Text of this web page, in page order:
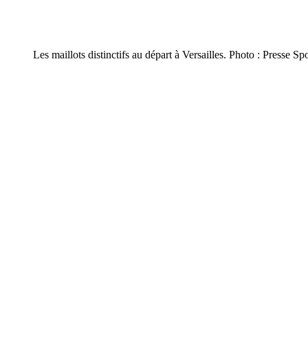
Les maillots distinctifs au départ à Versailles. Photo : Presse